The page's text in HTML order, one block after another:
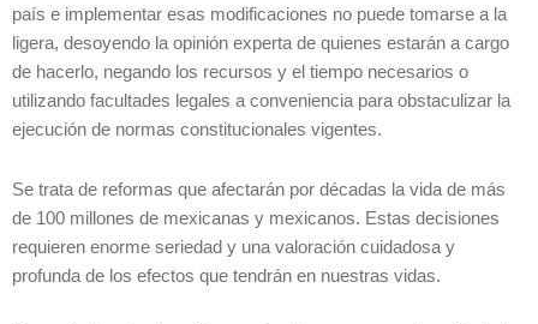
país e implementar esas modificaciones no puede tomarse a la
ligera, desoyendo la opinión experta de quienes estarán a cargo
de hacerlo, negando los recursos y el tiempo necesarios o
utilizando facultades legales a conveniencia para obstaculizar la
ejecución de normas constitucionales vigentes.
Se trata de reformas que afectarán por décadas la vida de más
de 100 millones de mexicanas y mexicanos. Estas decisiones
requieren enorme seriedad y una valoración cuidadosa y
profunda de los efectos que tendrán en nuestras vidas.